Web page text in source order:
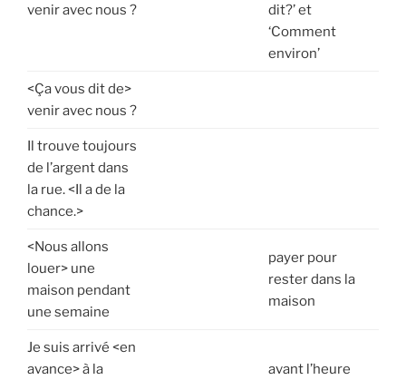
venir avec nous ?
dit?’ et
‘Comment
environ’
<Ça vous dit de>
venir avec nous ?
Il trouve toujours
de l’argent dans
la rue. <Il a de la
chance.>
<Nous allons
louer> une
maison pendant
une semaine
payer pour
rester dans la
maison
Je suis arrivé <en
avance> à la
avant l’heure